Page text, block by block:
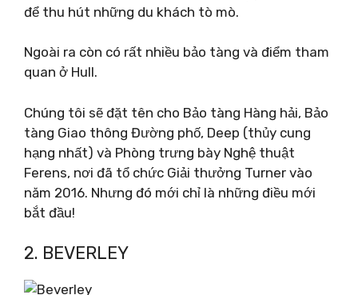
để thu hút những du khách tò mò.
Ngoài ra còn có rất nhiều bảo tàng và điểm tham
quan ở Hull.
Chúng tôi sẽ đặt tên cho Bảo tàng Hàng hải, Bảo
tàng Giao thông Đường phố, Deep (thủy cung
hạng nhất) và Phòng trưng bày Nghệ thuật
Ferens, nơi đã tổ chức Giải thưởng Turner vào
năm 2016. Nhưng đó mới chỉ là những điều mới
bắt đầu!
2. BEVERLEY